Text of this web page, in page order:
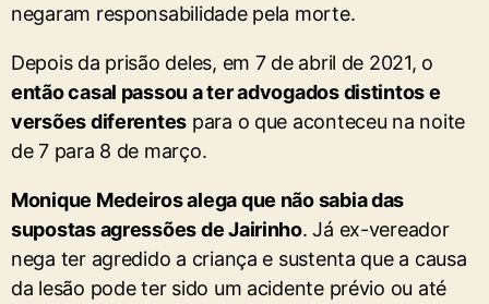
negaram responsabilidade pela morte.
Depois da prisão deles, em 7 de abril de 2021, o
então casal passou a ter advogados distintos e
versões diferentes para o que aconteceu na noite
de 7 para 8 de março.
Monique Medeiros alega que não sabia das
supostas agressões de Jairinho. Já ex-vereador
nega ter agredido a criança e sustenta que a causa
da lesão pode ter sido um acidente prévio ou até